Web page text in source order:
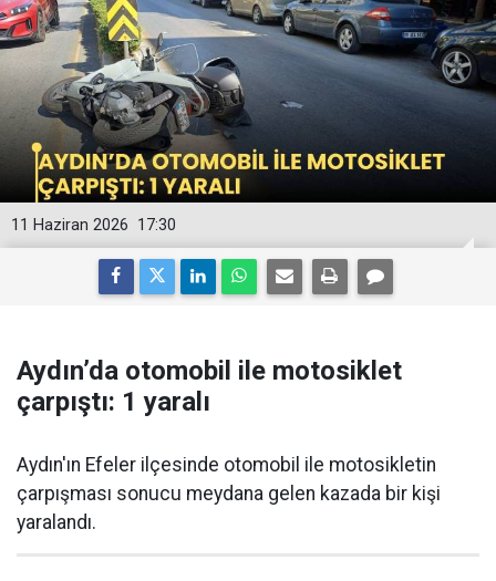
17:30
11 Haziran 2026
Aydın’da otomobil ile motosiklet
çarpıştı: 1 yaralı
Aydın'ın Efeler ilçesinde otomobil ile motosikletin
çarpışması sonucu meydana gelen kazada bir kişi
yaralandı.